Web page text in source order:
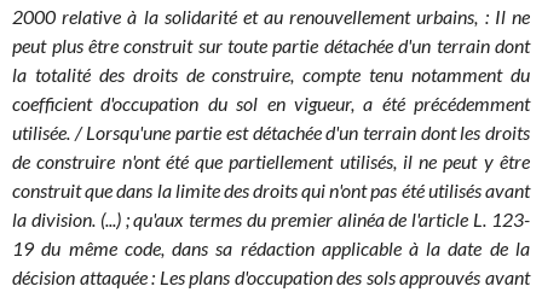
2000 relative à la solidarité et au renouvellement urbains, : Il ne
peut plus être construit sur toute partie détachée d'un terrain dont
la totalité des droits de construire, compte tenu notamment du
coefficient d'occupation du sol en vigueur, a été précédemment
utilisée. / Lorsqu'une partie est détachée d'un terrain dont les droits
de construire n'ont été que partiellement utilisés, il ne peut y être
construit que dans la limite des droits qui n'ont pas été utilisés avant
la division. (...) ; qu'aux termes du premier alinéa de l'article L. 123-
19 du même code, dans sa rédaction applicable à la date de la
décision attaquée : Les plans d'occupation des sols approuvés avant